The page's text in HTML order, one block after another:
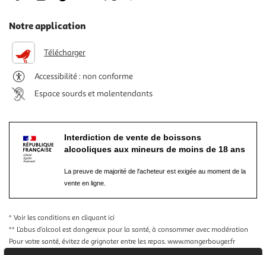
Notre application
Télécharger
Accessibilité : non conforme
Espace sourds et malentendants
Interdiction de vente de boissons
alcooliques aux mineurs de moins de 18 ans
La preuve de majorité de l'acheteur est exigée au moment de la
vente en ligne.
* Voir les conditions en cliquant ici
** L’abus d’alcool est dangereux pour la santé, à consommer avec modération
Pour votre santé, évitez de grignoter entre les repas. www.mangerbouger.fr